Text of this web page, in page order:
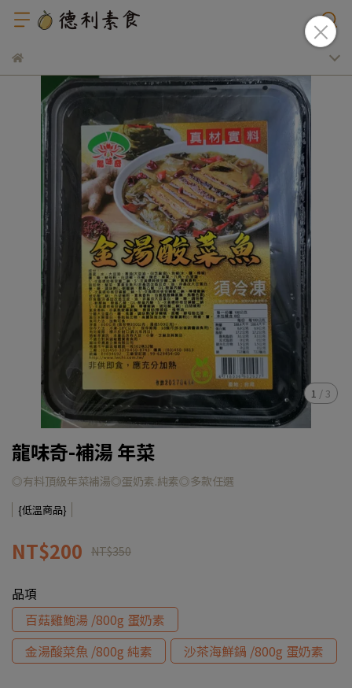
1 / 3
龍味奇-補湯 年菜
◎有料頂級年菜補湯◎蛋奶素.純素◎多款任選
{低溫商品}
NT$200 NT$350
品項
百菇雞鮑湯 /800g 蛋奶素
金湯酸菜魚 /800g 純素
沙茶海鮮鍋 /800g 蛋奶素